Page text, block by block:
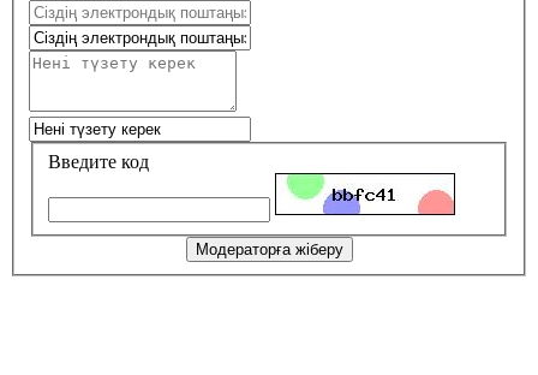
Введите код
Модераторға жіберу